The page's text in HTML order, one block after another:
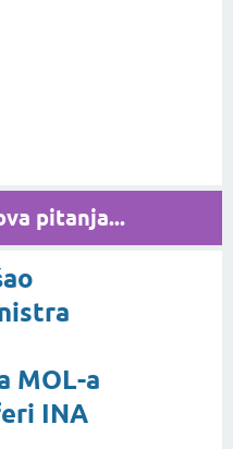
pitanja...
MOL-a
INA